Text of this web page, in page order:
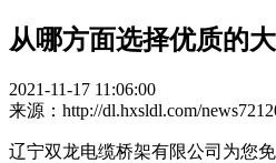
从哪方面选择优质的
2021-11-17 11:06:00
来源：http://dl.hxsldl.com/
辽宁双龙电缆桥架有限公司为您